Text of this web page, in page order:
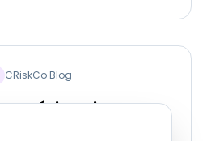
CRiskCo Blog
México: Tipos,
cambiar